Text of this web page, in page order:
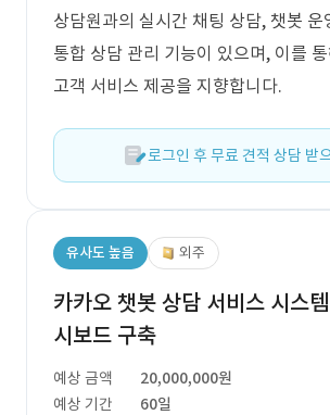
상담원과의 실시간 채팅 상담, 챗봇 운
통합 상담 관리 기능이 있으며, 이를
고객 서비스 제공을 지향합니다.
로그인 후 무료 견적 상담 받
유사도 높음 외주
카카오 챗봇 상담 서비스 시스
시보드 구축
예상 금액
20,000,000원
예상 기간
60일